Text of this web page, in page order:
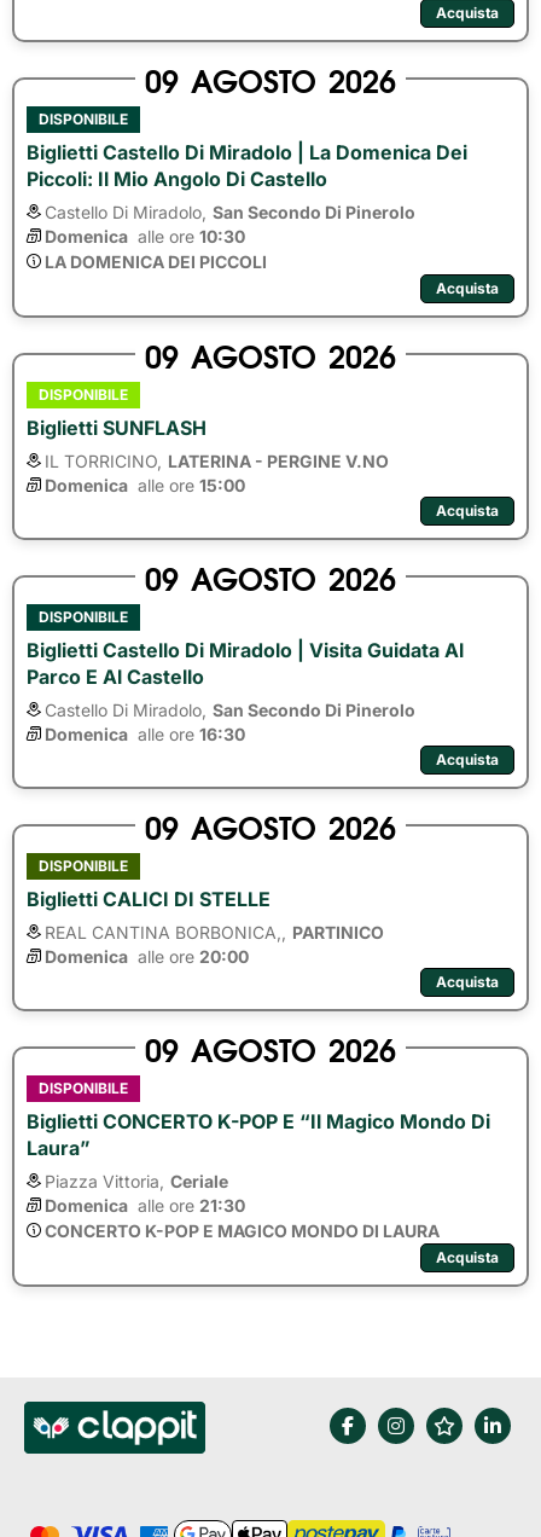
Acquista
09 AGOSTO 2026
DISPONIBILE
Biglietti Castello Di Miradolo | La Domenica Dei
Piccoli: Il Mio Angolo Di Castello
Castello Di Miradolo, San Secondo Di Pinerolo
Domenica alle ore 10:30
LA DOMENICA DEI PICCOLI
Acquista
09 AGOSTO 2026
DISPONIBILE
Biglietti SUNFLASH
IL TORRICINO, LATERINA - PERGINE V.NO
Domenica alle ore 15:00
Acquista
09 AGOSTO 2026
DISPONIBILE
Biglietti Castello Di Miradolo | Visita Guidata Al
Parco E Al Castello
Castello Di Miradolo, San Secondo Di Pinerolo
Domenica alle ore 16:30
Acquista
09 AGOSTO 2026
DISPONIBILE
Biglietti CALICI DI STELLE
REAL CANTINA BORBONICA,,
PARTINICO
Domenica alle ore 20:00
Acquista
09 AGOSTO 2026
DISPONIBILE
Biglietti CONCERTO K-POP E “Il Magico Mondo Di
Laura”
Piazza Vittoria, Ceriale
Domenica alle ore 21:30
CONCERTO K-POP E MAGICO MONDO DI LAURA
Acquista